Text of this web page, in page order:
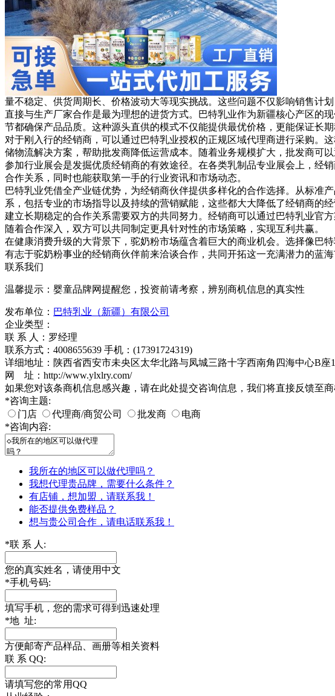
量不稳定、供货周期长、价格波动大等现实挑战。这些问题不仅影响销售计
直接与生产厂家合作是最为理想的进货方式。巴特乳业作为新疆核心产区的
节都确保产品品质。这种源头直供的模式不仅能提供最优价格，更能保证长
对于刚入行的经销商，可以通过巴特乳业授权的正规区域代理商进行采购。
储物流解决方案，帮助批发商降低运营成本。随着业务规模扩大，批发商可
参加行业展会是发掘优质经销商的有效途径。在各类乳制品专业展会上，经
合作关系，同时也能获取第一手的行业资讯和市场动态。
巴特乳业凭借全产业链优势，为经销商伙伴提供多样化的合作选择。从标准
系，包括专业的市场指导以及持续的营销赋能，这些都大大降低了经销商的经
建立长期稳定的合作关系需要双方的共同努力。经销商可以通过巴特乳业官
随着合作深入，双方可以共同制定更具针对性的市场策略，实现互利共赢。
在健康消费升级的大背景下，驼奶粉市场蕴含着巨大的商业机会。选择像巴
有志于驼奶粉事业的经销商伙伴前来洽谈合作，共同开拓这一充满潜力的蓝海
联系我们
温馨提示：婴童品牌网提醒您，投资前请考察，辨别商机信息的真实性
发布单位： 巴特乳业（新疆）有限公司
企业类型：
联 系 人：罗经理
联系方式：4008655639 手机：(17391724319)
详细地址：陕西省西安市未央区太华北路与凤城三路十字西南角四海中心B座
网 址：http://www.ylxlry.com/
如果您对该条商机信息感兴趣，请在此处提交咨询信息，我们将直接反馈至商
*咨询主题:
门店
代理商/商贸公司 批发商
电商
*咨询内容:
我所在的地区可以做代理吗？
我想代理贵品牌，需要什么条件？
有店铺，想加盟，请联系我！
能否提供免费样品？
想与贵公司合作，请电话联系我！
*联 系 人:
您的真实姓名，请使用中文
*手机号码:
填写手机，您的需求可得到迅速处理
*地 址:
方便邮寄产品样品、画册等相关资料
联 系 QQ:
请填写您的常用QQ